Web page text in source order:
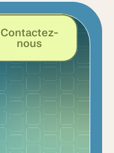
Contactez-
nous